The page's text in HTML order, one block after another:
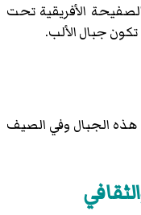
الأفريقية تحت
جبال الألب.
هذه الجبال وفي الصيف